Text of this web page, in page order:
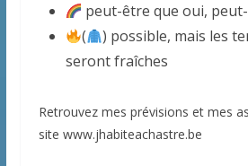
peut-être que oui,
(
) possible, mais les
seront fraîches
Retrouvez mes prévisions et mes
site www.jhabiteachastre.be